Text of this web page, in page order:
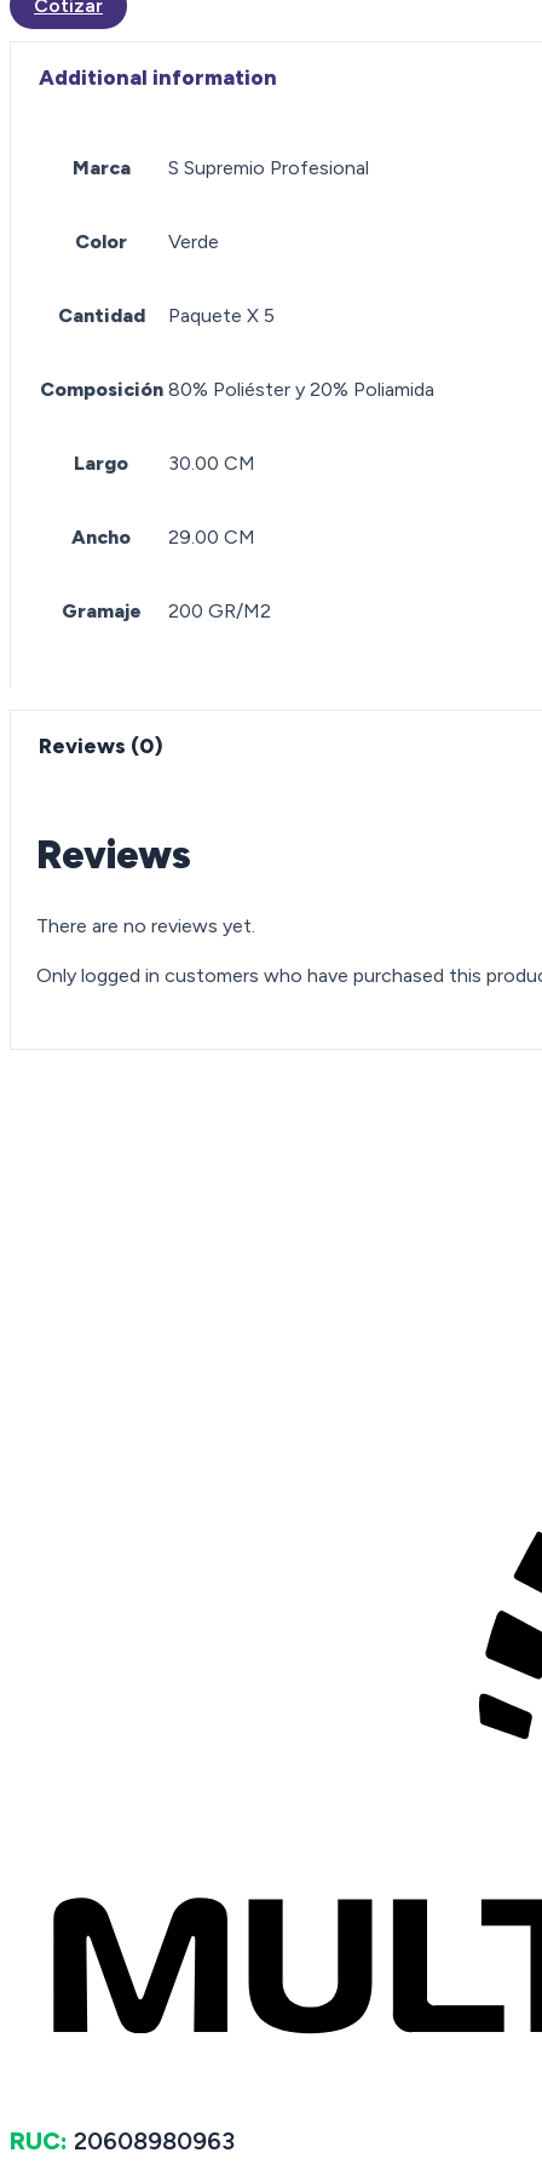
Cotizar
Additional information
Marca S Supremio Profesional
Color Verde
Cantidad Paquete X 5
Composición 80% Poliéster y 20% Poliamida
Largo 30.00 CM
Ancho 29.00 CM
Gramaje 200 GR/M2
Reviews (0)
Reviews
There are no reviews yet.
Only logged in customers who have purchased this
RUC: 20608980963